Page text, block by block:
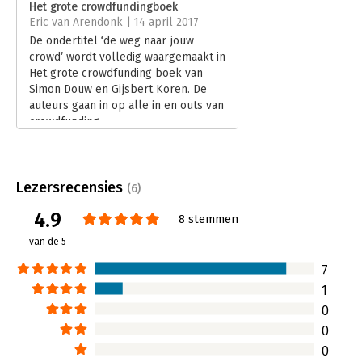
Druk:
1
Verschijningsdatum:
20-1-2017
Hoofdrubriek: Financieel management
Het grote crowdfundingboek
Eric van Arendonk | 14 april 2017
De ondertitel ‘de weg naar jouw
crowd’ wordt volledig waargemaakt in
Het grote crowdfunding boek van
Simon Douw en Gijsbert Koren. De
auteurs gaan in op alle in en outs van
crowdfunding.
Lezersrecensies (6)
4.9
van de 5
8 stemmen
7
1
0
0
0